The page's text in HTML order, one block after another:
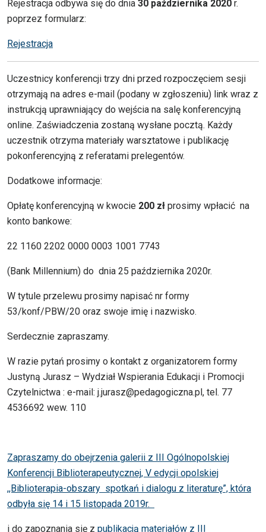
Rejestracja odbywa się do dnia 30 października 2020 r.
poprzez formularz:
Rejestracja
Uczestnicy konferencji trzy dni przed rozpoczęciem sesji
otrzymają na adres e-mail (podany w zgłoszeniu) link wraz z
instrukcją uprawniający do wejścia na salę konferencyjną
online. Zaświadczenia zostaną wysłane pocztą. Każdy
uczestnik otrzyma materiały warsztatowe i publikację
pokonferencyjną z referatami prelegentów.
Dodatkowe informacje:
Opłatę konferencyjną w kwocie 200 zł prosimy wpłacić na
konto bankowe:
22 1160 2202 0000 0003 1001 7743
(Bank Millennium) do dnia 25 października 2020r.
W tytule przelewu prosimy napisać nr formy
53/konf/PBW/20 oraz swoje imię i nazwisko.
Serdecznie zapraszamy.
W razie pytań prosimy o kontakt z organizatorem formy
Justyną Jurasz – Wydział Wspierania Edukacji i Promocji
Czytelnictwa : e-mail: j.jurasz@pedagogiczna.pl, tel. 77
4536692 wew. 110
Zapraszamy do obejrzenia galerii z III Ogólnopolskiej
Konferencji Biblioterapeutycznej, V edycji opolskiej
,,Biblioterapia-obszary spotkań i dialogu z literaturę”, która
odbyła się 14 i 15 listopada 2019r.
i do zapoznania się z publikacją materiałów z III